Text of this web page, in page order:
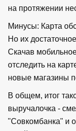
на протяжении
Минусы: Карта
Но их
Скачав
отследить на
новые магазины
В общем, итог
выручалочка -
"Совкомбанка" и